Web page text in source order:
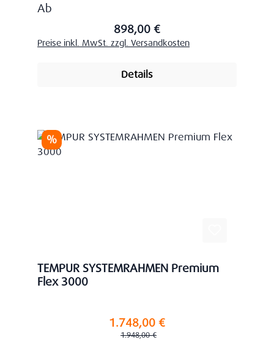
Regulärer Preis:
Ab
898,00 €
Preise inkl. MwSt. zzgl. Versandkosten
Details
Rabatt
%
TEMPUR SYSTEMRAHMEN Premium
Flex 3000
Verkaufspreis:1.748,00 €
Regulärer Preis:
1.948,00 €